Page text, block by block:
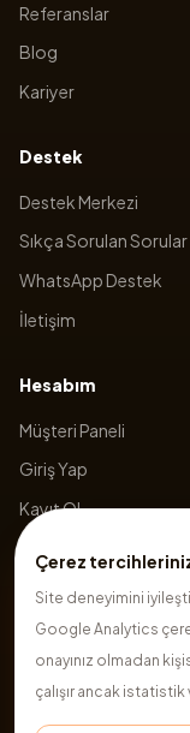
Çerez
Site deneyimini
Google Analytics
onayınız olmadan
çalışır ancak
Referanslar
Blog
Kariyer
Destek
Destek Merkezi
Sıkça Sorulan Sorular
WhatsApp Destek
İletişim
Hesabım
Müşteri Paneli
Giriş Yap
Kayıt Ol
2026 Hazırsite.